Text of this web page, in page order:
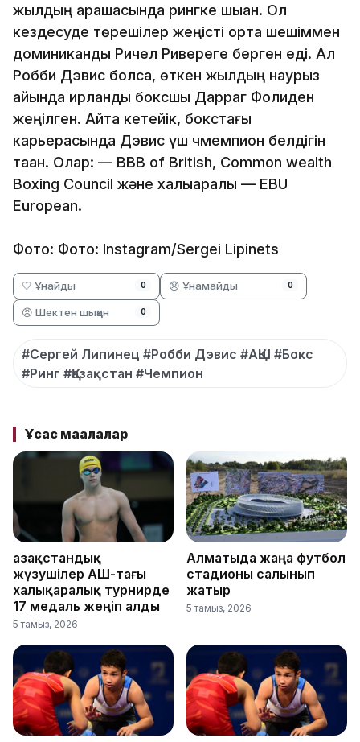
жылдың қарашасында рингке шыққан. Ол
кездесуде төрешілер жеңісті ортақ шешіммен
доминикандық Ричел Ривереге берген еді. Ал
Робби Дэвис болса, өткен жылдың наурыз
айында ирландық боксшы Дарраг Фолиден
жеңілген. Айта кетейік, бокстағы
карьерасында Дэвис үш чмемпион белдігін
таққан. Олар: — BBB of British, Common wealth
Boxing Council және халықаралық — EBU
European.
Фото: Фото: Instagram/Sergei Lipinets
🤍 Ұнайды 0 😞 Ұнамайды 0
😡 Шектен шыққан 0
#Сергей Липинец #Робби Дэвис #АҚШ #Бокс
#Ринг #Қазақстан #Чемпион
Ұқсас мақалалар
Қазақстандық
жүзушілер АҚШ-тағы
халықаралық турнирде
17 медаль жеңіп алды
5 тамыз, 2026
Алматыда жаңа футбол
стадионы салынып
жатыр
5 тамыз, 2026